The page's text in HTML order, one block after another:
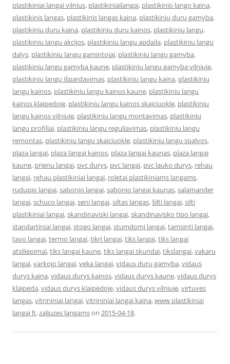
plastikiniai langai vilnius, plastikiniailangai, plastikinio lango kaina,
plastikinis langas, plastikinis langas kaina, plastikinių durų gamyba,
plastikiniu duru kaina, plastikiniu duru kainos, plastikinių langų,
plastikiniu langu akcijos, plastikiniu langu apdaila, plastikiniu langu
dalys, plastikiniu langu gamintojai, plastikinių langų gamyba,
plastikiniu langu gamyba kaune, plastikiniu langu gamyba vilniuje,
plastikinių langų išpardavimas, plastikinių langų kaina, plastikinių
langų kainos, plastikiniu langu kainos kaune, plastikiniu langu
kainos klaipedoje, plastikiniu langu kainos skaiciuokle, plastikiniu
langu kainos vilniuje, plastikiniu langu montavimas, plastikiniu
langu profiliai, plastikiniu langu reguliavimas, plastikiniu langu
remontas, plastikiniu langu skaiciuokle, plastikiniu langu spalvos,
plaza langai, plaza langai kainos, plaza langai kaunas, plaza langai
kaune, prienu langai, pvc durys, pvc langai, pvc lauko durys, rehau
langai, rehau plastikiniai langai, roletai plastikiniams langams,
rudupio langai,sabonio langai,sabonio langai kaunas,salamander
langai,schuco langai,seni langai,siltas langas,šilti langai,silti
plastikiniai langai,skandinaviski langai,skandinavisko tipo langai,
standartiniai langai,stogo langai,stumdomi langai,tamsinti langai,
tavo langai,termo langai,tikri langai,tiks langai,tiks langai
atsiliepimai,tiks langai kaune,tiks langai skundai,tikslangai,vakaru
langai,varkojo langai,veka langai,vidaus durų gamyba,vidaus
durys kaina,vidaus durys kainos,vidaus durys kaune,vidaus durys
klaipeda,vidaus durys klaipėdoje,vidaus durys vilniuje,virtuves
langas,vitrininiai langai,vitrininiai langai kaina,www plastikiniai
langai lt,zaliuzes langamson 2015-04-18.